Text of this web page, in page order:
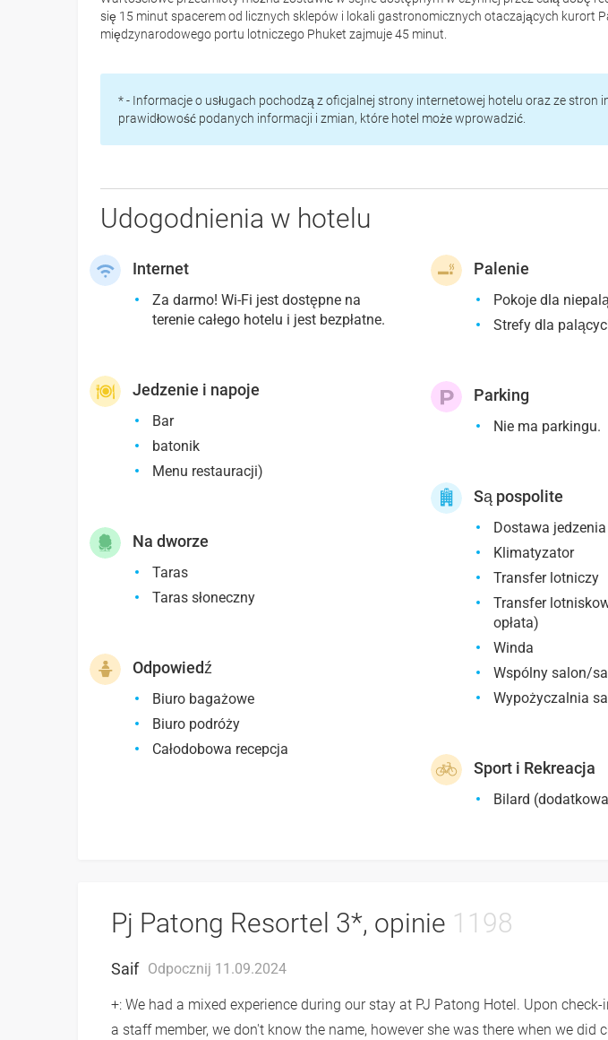
się 15 minut spacerem od licznych sklepów i lokali gastronomicznych otaczających kurort
międzynarodowego portu lotniczego Phuket zajmuje 45 minut.
* - Informacje o usługach pochodzą z oficjalnej strony internetowej hotelu oraz ze
prawidłowość podanych informacji i zmian, które hotel może wprowadzić.
Udogodnienia w hotelu
Internet
Za darmo! Wi-Fi jest dostępne na
terenie całego hotelu i jest bezpłatne.
Jedzenie i napoje
Bar
batonik
Menu restauracji)
Na dworze
Taras
Taras słoneczny
Odpowiedź
Biuro bagażowe
Biuro podróży
Całodobowa recepcja
Palenie
Pokoje dla
Strefy dla
Parking
Nie ma parkingu.
Są pospolite
Dostawa
Klimatyzator
Transfer lotniczy
Transfer
opłata)
Winda
Wspólny salon/
Wypożyczalnia
Sport i Rekreacja
Bilard
Pj Patong Resortel 3*, opinie 1198
Saif Odpocznij 11.09.2024
+: We had a mixed experience during our stay at PJ Patong Hotel. Upon
a staff member, we don't know the name, however she was there when we